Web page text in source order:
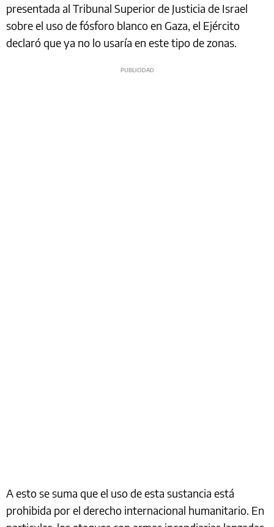
presentada al Tribunal Superior de Justicia de Israel
sobre el uso de fósforo blanco en Gaza, el Ejército
declaró que ya no lo usaría en este tipo de zonas.
A esto se suma que el uso de esta sustancia está
prohibida por el derecho internacional humanitario. En